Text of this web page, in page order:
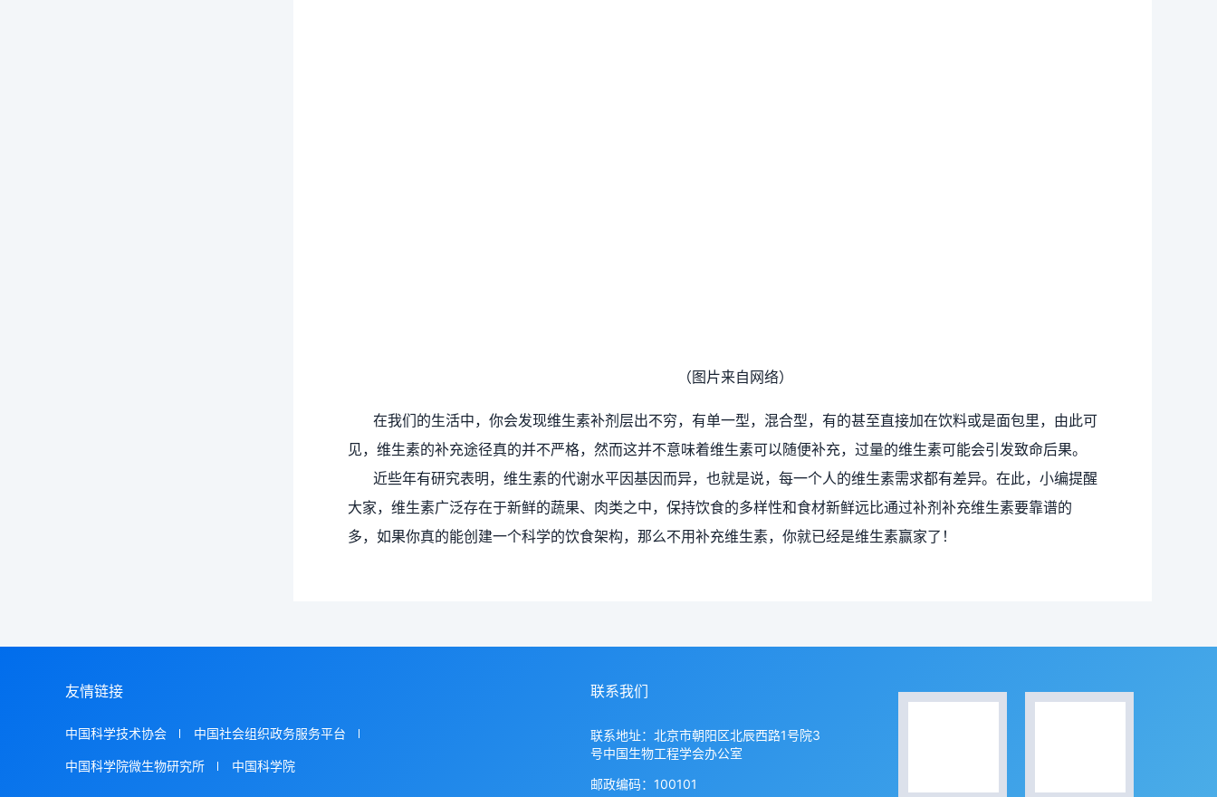
（图片来自网络）
在我们的生活中，你会发现维生素补剂层出不穷，有单一型，混合型，有的甚至直接加在饮料或是面包里，由此可
见，维生素的补充途径真的并不严格，然而这并不意味着维生素可以随便补充，过量的维生素可能会引发致命后果。
近些年有研究表明，维生素的代谢水平因基因而异，也就是说，每一个人的维生素需求都有差异。在此，小编提醒
大家，维生素广泛存在于新鲜的蔬果、肉类之中，保持饮食的多样性和食材新鲜远比通过补剂补充维生素要靠谱的
多，如果你真的能创建一个科学的饮食架构，那么不用补充维生素，你就已经是维生素赢家了！
友情链接
中国科学技术协会 中国社会组织政务服务平台
中国科学院微生物研究所 中国科学院
联系我们
联系地址：北京市朝阳区北辰西路1号院3
号中国生物工程学会办公室
邮政编码：100101